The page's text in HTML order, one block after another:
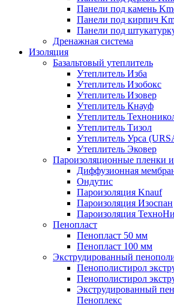
Панели под камень
Панели под кирпич
Панели под
Дренажная система
Изоляция
Базальтовый утеплитель
Утеплитель Изба
Утеплитель Изобокс
Утеплитель Изовер
Утеплитель Кнауф
Утеплитель
Утеплитель Тизол
Утеплитель Урса
Утеплитель Эковер
Пароизоляционные пленки
Диффузионная
Ондутис
Пароизоляция Knauf
Пароизоляция Изоспан
Пароизоляция
Пенопласт
Пенопласт 50 мм
Пенопласт 100 мм
Экструдированный
Пенополистирол
Пенополистирол
Экструдированный
Пеноплекс